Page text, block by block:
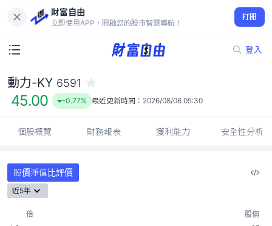
財富自由
立即使用APP，開啟您的股市智慧導航！
打開
登入
45.00
-0.77%
動力-KY 6591
45.00 -0.77% 最近更新時間： 2026/08/06 05:30
個股概覽 財務報表 獲利能力 安全性分析
股價淨值比評價
近5年